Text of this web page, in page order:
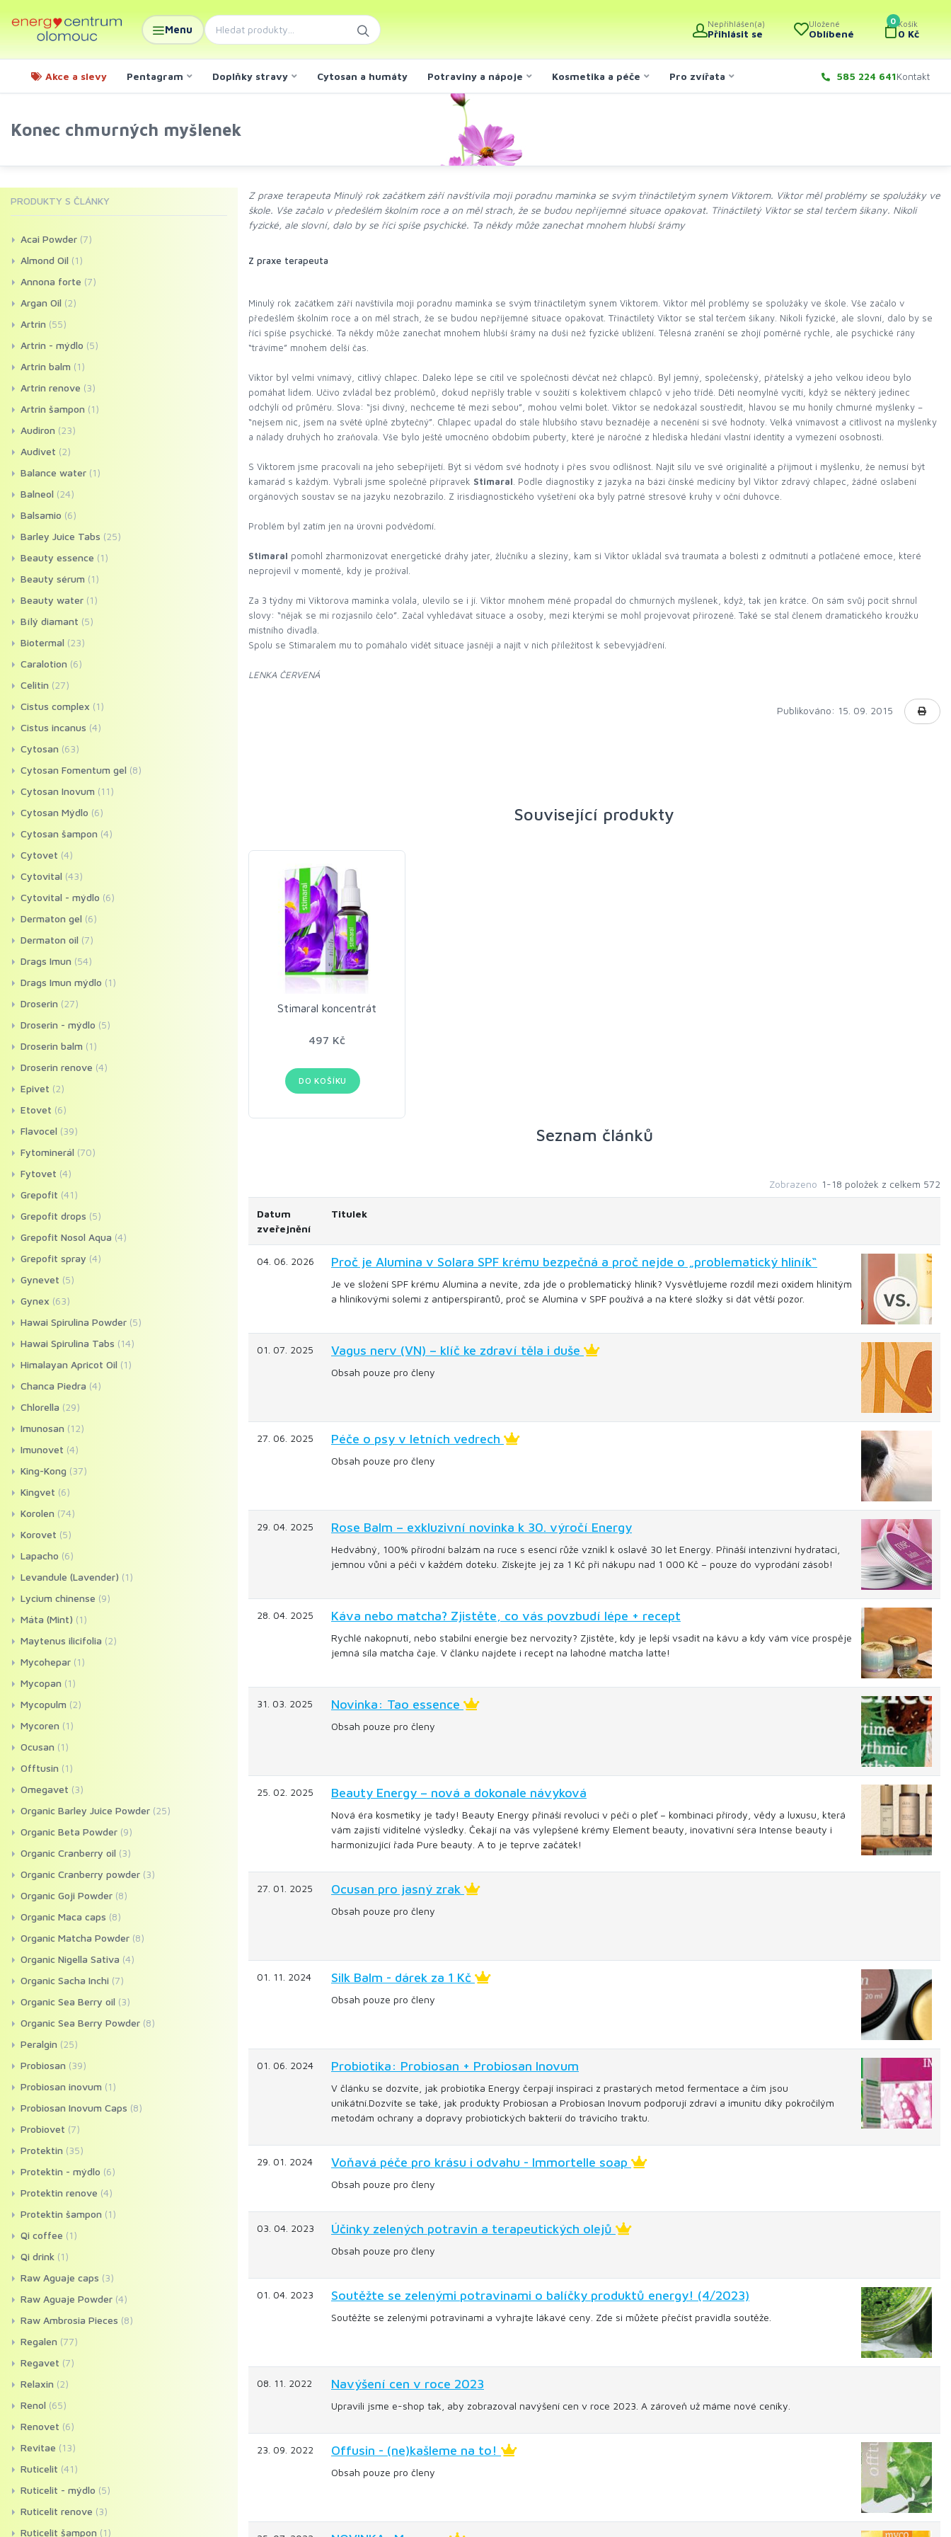
Menu Nepřihlášen(a)
Přihlásit se
Uložené
Oblíbené
0 Košík
0 Kč
Akce a slevy Pentagram Doplňky stravy Cytosan a humáty Potraviny a nápoje Kosmetika a péče Pro zvířata 585 224 641Kontakt
Konec chmurných myšlenek
Z praxe terapeuta Minulý rok začátkem září navštívila moji poradnu maminka se svým třináctiletým synem Viktorem. Viktor měl problémy se spolužáky ve
škole. Vše začalo v předešlém školním roce a on měl strach, že se budou nepříjemné situace opakovat. Třináctiletý Viktor se stal terčem šikany. Nikoli
fyzické, ale slovní, dalo by se říci spíše psychické. Ta někdy může zanechat mnohem hlubší šrámy
Z praxe terapeuta
Minulý rok začátkem září navštívila moji poradnu maminka se svým třináctiletým synem Viktorem. Viktor měl problémy se spolužáky ve škole. Vše začalo v
předešlém školním roce a on měl strach, že se budou nepříjemné situace opakovat. Třináctiletý Viktor se stal terčem šikany. Nikoli fyzické, ale slovní, dalo by se
říci spíše psychické. Ta někdy může zanechat mnohem hlubší šrámy na duši než fyzické ublížení. Tělesná zranění se zhojí poměrně rychle, ale psychické rány
“trávíme” mnohem delší čas.
Viktor byl velmi vnímavý, citlivý chlapec. Daleko lépe se cítil ve společnosti děvčat než chlapců. Byl jemný, společenský, přátelský a jeho velkou ideou bylo
pomáhat lidem. Učivo zvládal bez problémů, dokud nepřišly trable v soužití s kolektivem chlapců v jeho třídě. Děti neomylně vycítí, když se některý jedinec
odchýlí od průměru. Slova: “jsi divný, nechceme tě mezi sebou”, mohou velmi bolet. Viktor se nedokázal soustředit, hlavou se mu honily chmurné myšlenky –
“nejsem nic, jsem na světě úplně zbytečný”. Chlapec upadal do stále hlubšího stavu beznaděje a necenění si své hodnoty. Velká vnímavost a citlivost na myšlenky
a nálady druhých ho zraňovala. Vše bylo ještě umocněno obdobím puberty, které je náročné z hlediska hledání vlastní identity a vymezení osobnosti.
S Viktorem jsme pracovali na jeho sebepřijetí. Být si vědom své hodnoty i přes svou odlišnost. Najít sílu ve své originalitě a přijmout i myšlenku, že nemusí být
kamarád s každým. Vybrali jsme společně přípravek Stimaral . Podle diagnostiky z jazyka na bázi čínské medicíny byl Viktor zdravý chlapec, žádné oslabení
orgánových soustav se na jazyku nezobrazilo. Z irisdiagnostického vyšetření oka byly patrné stresové kruhy v oční duhovce.
Problém byl zatím jen na úrovni podvědomí.
Stimaral pomohl zharmonizovat energetické dráhy jater, žlučníku a sleziny, kam si Viktor ukládal svá traumata a bolesti z odmítnutí a potlačené emoce, které
neprojevil v momentě, kdy je prožíval.
Za 3 týdny mi Viktorova maminka volala, ulevilo se i jí. Viktor mnohem méně propadal do chmurných myšlenek, když, tak jen krátce. On sám svůj pocit shrnul
slovy: “nějak se mi rozjasnilo čelo”. Začal vyhledávat situace a osoby, mezi kterými se mohl projevovat přirozeně. Také se stal členem dramatického kroužku
místního divadla.
Spolu se Stimaralem mu to pomáhalo vidět situace jasněji a najít v nich příležitost k sebevyjádření.
LENKA ČERVENÁ
Publikováno: 15. 09. 2015
Související produkty
Stimaral koncentrát
497 Kč
DO KOŠÍKU
Seznam článků
Zobrazeno 1-18 položek z celkem 572
Datum
zveřejnění
Titulek
04. 06. 2026 Proč je Alumina v Solara SPF krému bezpečná a proč nejde o „problematický hliník“
Je ve složení SPF krému Alumina a nevíte, zda jde o problematický hliník? Vysvětlujeme rozdíl mezi oxidem hlinitým
a hliníkovými solemi z antiperspirantů, proč se Alumina v SPF používá a na které složky si dát větší pozor.
01. 07. 2025 Vagus nerv (VN) – klíč ke zdraví těla i duše
Obsah pouze pro členy
27. 06. 2025 Péče o psy v letních vedrech
Obsah pouze pro členy
29. 04. 2025 Rose Balm – exkluzivní novinka k 30. výročí Energy
Hedvábný, 100% přírodní balzám na ruce s esencí růže vznikl k oslavě 30 let Energy. Přináší intenzivní hydrataci,
jemnou vůni a péči v každém doteku. Získejte jej za 1 Kč při nákupu nad 1 000 Kč – pouze do vyprodání zásob!
28. 04. 2025 Káva nebo matcha? Zjistěte, co vás povzbudí lépe + recept
Rychlé nakopnutí, nebo stabilní energie bez nervozity? Zjistěte, kdy je lepší vsadit na kávu a kdy vám více prospěje
jemná síla matcha čaje. V článku najdete i recept na lahodné matcha latte!
31. 03. 2025 Novinka: Tao essence
Obsah pouze pro členy
25. 02. 2025 Beauty Energy – nová a dokonale návyková
Nová éra kosmetiky je tady! Beauty Energy přináší revoluci v péči o pleť – kombinaci přírody, vědy a luxusu, která
vám zajistí viditelné výsledky. Čekají na vás vylepšené krémy Element beauty, inovativní séra Intense beauty i
harmonizující řada Pure beauty. A to je teprve začátek!
27. 01. 2025 Ocusan pro jasný zrak
Obsah pouze pro členy
01. 11. 2024 Silk Balm - dárek za 1 Kč
Obsah pouze pro členy
01. 06. 2024 Probiotika: Probiosan + Probiosan Inovum
V článku se dozvíte, jak probiotika Energy čerpají inspiraci z prastarých metod fermentace a čím jsou
unikátní.Dozvíte se také, jak produkty Probiosan a Probiosan Inovum podporují zdraví a imunitu díky pokročilým
metodám ochrany a dopravy probiotických bakterií do trávicího traktu.
29. 01. 2024 Voňavá péče pro krásu i odvahu - Immortelle soap
Obsah pouze pro členy
03. 04. 2023 Účinky zelených potravin a terapeutických olejů
Obsah pouze pro členy
01. 04. 2023 Soutěžte se zelenými potravinami o balíčky produktů energy! (4/2023)
Soutěžte se zelenými potravinami a vyhrajte lákavé ceny. Zde si můžete přečíst pravidla soutěže.
08. 11. 2022 Navýšení cen v roce 2023
Upravili jsme e-shop tak, aby zobrazoval navýšení cen v roce 2023. A zároveň už máme nové ceníky.
23. 09. 2022 Offusin - (ne)kašleme na to!
Obsah pouze pro členy
PRODUKTY S ČLÁNKY
Acai Powder (7)
Almond Oil (1)
Annona forte (7)
Argan Oil (2)
Artrin (55)
Artrin - mýdlo (5)
Artrin balm (1)
Artrin renove (3)
Artrin šampon (1)
Audiron (23)
Audivet (2)
Balance water (1)
Balneol (24)
Balsamio (6)
Barley Juice Tabs (25)
Beauty essence (1)
Beauty sérum (1)
Beauty water (1)
Bílý diamant (5)
Biotermal (23)
Caralotion (6)
Celitin (27)
Cistus complex (1)
Cistus incanus (4)
Cytosan (63)
Cytosan Fomentum gel (8)
Cytosan Inovum (11)
Cytosan Mýdlo (6)
Cytosan šampon (4)
Cytovet (4)
Cytovital (43)
Cytovital - mýdlo (6)
Dermaton gel (6)
Dermaton oil (7)
Drags Imun (54)
Drags Imun mýdlo (1)
Droserin (27)
Droserin - mýdlo (5)
Droserin balm (1)
Droserin renove (4)
Epivet (2)
Etovet (6)
Flavocel (39)
Fytominerál (70)
Fytovet (4)
Grepofit (41)
Grepofit drops (5)
Grepofit Nosol Aqua (4)
Grepofit spray (4)
Gynevet (5)
Gynex (63)
Hawai Spirulina Powder (5)
Hawai Spirulina Tabs (14)
Himalayan Apricot Oil (1)
Chanca Piedra (4)
Chlorella (29)
Imunosan (12)
Imunovet (4)
King-Kong (37)
Kingvet (6)
Korolen (74)
Korovet (5)
Lapacho (6)
Levandule (Lavender) (1)
Lycium chinense (9)
Máta (Mint) (1)
Maytenus ilicifolia (2)
Mycohepar (1)
Mycopan (1)
Mycopulm (2)
Mycoren (1)
Ocusan (1)
Offtusin (1)
Omegavet (3)
Organic Barley Juice Powder (25)
Organic Beta Powder (9)
Organic Cranberry oil (3)
Organic Cranberry powder (3)
Organic Goji Powder (8)
Organic Maca caps (8)
Organic Matcha Powder (8)
Organic Nigella Sativa (4)
Organic Sacha Inchi (7)
Organic Sea Berry oil (3)
Organic Sea Berry Powder (8)
Peralgin (25)
Probiosan (39)
Probiosan inovum (1)
Probiosan Inovum Caps (8)
Probiovet (7)
Protektin (35)
Protektin - mýdlo (6)
Protektin renove (4)
Protektin šampon (1)
Qi coffee (1)
Qi drink (1)
Raw Aguaje caps (3)
Raw Aguaje Powder (4)
Raw Ambrosia Pieces (8)
Regalen (77)
Regavet (7)
Relaxin (2)
Renol (65)
Renovet (6)
Revitae (13)
Ruticelit (41)
Ruticelit - mýdlo (5)
Ruticelit renove (3)
Ruticelit šampon (1)